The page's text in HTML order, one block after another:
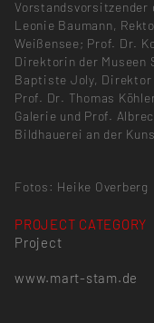
Vorstandsvorsitzender
Leonie Baumann,
Weißensee; Prof. Dr.
Direktorin der Museen
Baptiste Joly, Direktor
Prof. Dr. Thomas
Galerie und Prof.
Bildhauerei an der
Fotos: Heike Overberg
PROJECT CATEGORY
Project
www.mart-stam.de